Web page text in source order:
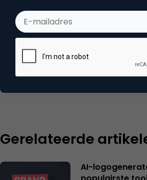
Plaats reactie
Gerelateerde
AI-